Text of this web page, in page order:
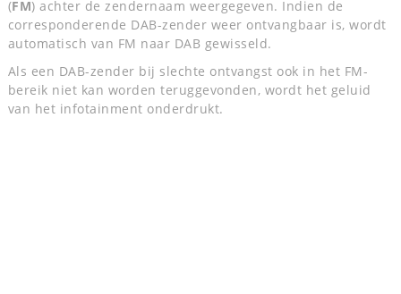
(FM) achter de zendernaam weergegeven. Indien de
corresponderende DAB-zender weer ontvangbaar is, wordt
automatisch van FM naar DAB gewisseld.
Als een DAB-zender bij slechte ontvangst ook in het FM-
bereik niet kan worden teruggevonden, wordt het geluid
van het infotainment onderdrukt.